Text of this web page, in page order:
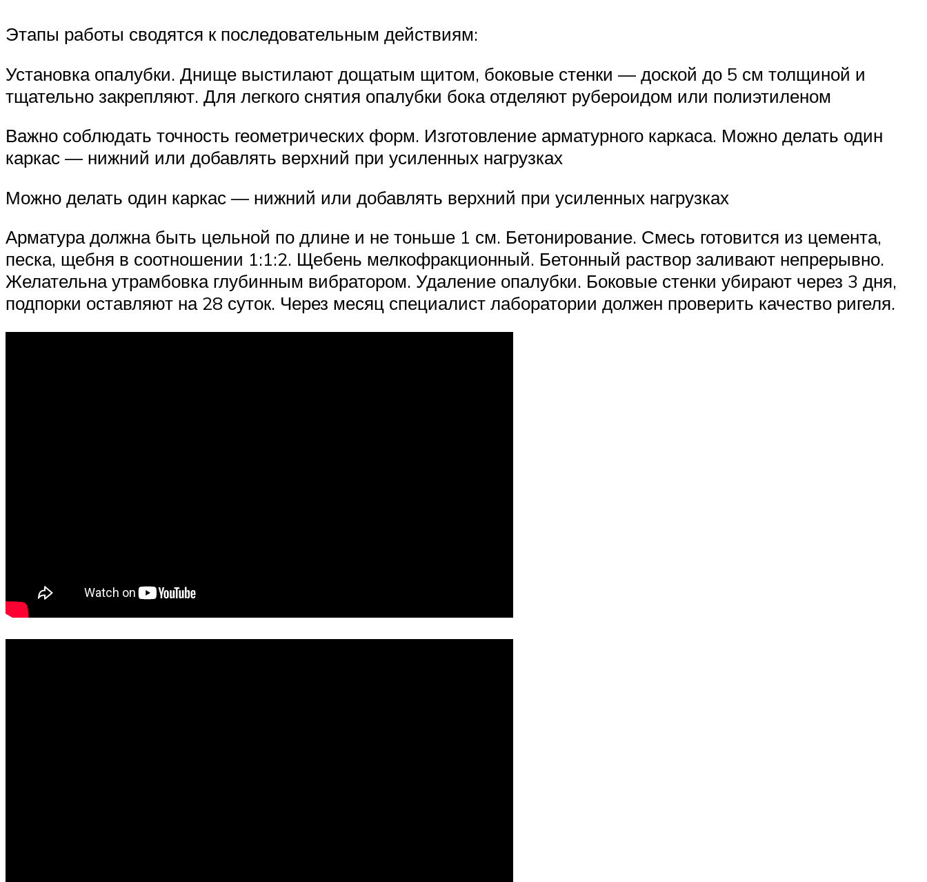
Этапы работы сводятся к последовательным действиям:
Установка опалубки. Днище выстилают дощатым щитом, боковые стенки — доской до 5 см толщиной и
тщательно закрепляют. Для легкого снятия опалубки бока отделяют рубероидом или полиэтиленом
Важно соблюдать точность геометрических форм. Изготовление арматурного каркаса. Можно делать один
каркас — нижний или добавлять верхний при усиленных нагрузках
Можно делать один каркас — нижний или добавлять верхний при усиленных нагрузках
Арматура должна быть цельной по длине и не тоньше 1 см. Бетонирование. Смесь готовится из цемента,
песка, щебня в соотношении 1:1:2. Щебень мелкофракционный. Бетонный раствор заливают непрерывно.
Желательна утрамбовка глубинным вибратором. Удаление опалубки. Боковые стенки убирают через 3 дня,
подпорки оставляют на 28 суток. Через месяц специалист лаборатории должен проверить качество ригеля.